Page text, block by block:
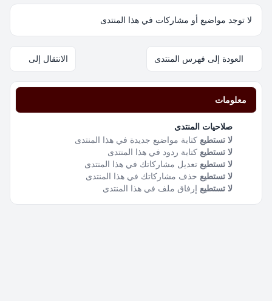
لا توجد مواضيع أو مشاركات في هذا المنتدى
العودة إلى فهرس المنتدى الانتقال إلى
معلومات
صلاحيات المنتدى
لا تستطيع كتابة مواضيع جديدة في هذا المنتدى
لا تستطيع كتابة ردود في هذا المنتدى
لا تستطيع تعديل مشاركاتك في هذا المنتدى
لا تستطيع حذف مشاركاتك في هذا المنتدى
لا تستطيع إرفاق ملف في هذا المنتدى